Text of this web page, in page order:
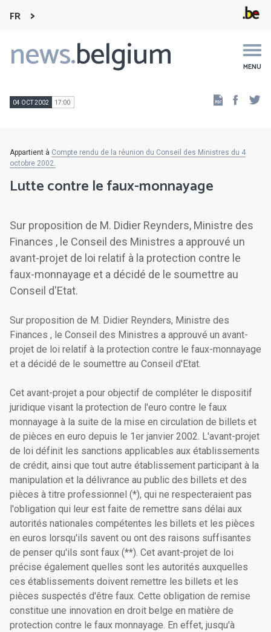
FR
news.belgium MENU
Main
navigation
04 OCT 2002 17:00
Appartient à Compte rendu de la réunion du Conseil des Ministres du 4
octobre 2002.
Lutte contre le faux-monnayage
Sur proposition de M. Didier Reynders, Ministre des
Finances , le Conseil des Ministres a approuvé un
avant-projet de loi relatif à la protection contre le
faux-monnayage et a décidé de le soumettre au
Conseil d'Etat.
Sur proposition de M. Didier Reynders, Ministre des
Finances , le Conseil des Ministres a approuvé un avant-
projet de loi relatif à la protection contre le faux-monnayage
et a décidé de le soumettre au Conseil d'Etat.
Cet avant-projet a pour objectif de compléter le dispositif
juridique visant la protection de l'euro contre le faux
monnayage à la suite de la mise en circulation de billets et
de pièces en euro depuis le 1er janvier 2002. L'avant-projet
de loi définit les sanctions applicables aux établissements
de crédit, ainsi que tout autre établissement participant à la
manipulation et la délivrance au public des billets et des
pièces à titre professionnel (*), qui ne respecteraient pas
l'obligation qui leur est faite de remettre sans délai aux
autorités nationales compétentes les billets et les pièces
en euros lorsqu'ils savent ou ont des raisons suffisantes
de penser qu'ils sont faux (**). Cet avant-projet de loi
précise également quelles sont les autorités auxquelles
ces établissements doivent remettre les billets et les
pièces suspectés d'être faux. Cette obligation de remise
constitue une innovation en droit belge en matière de
protection contre le faux monnayage. En effet, jusqu'à